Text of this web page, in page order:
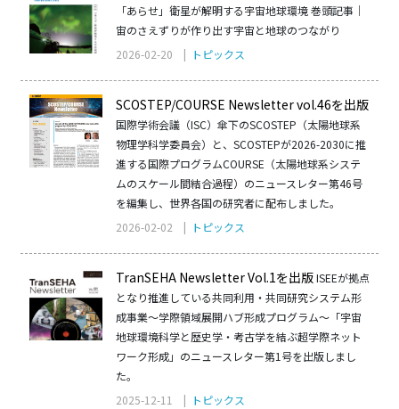
「あらせ」衛星が解明する宇宙地球環境 巻頭記事｜
宙のさえずりが作り出す宇宙と地球のつながり
2026-02-20 | トピックス
SCOSTEP/COURSE Newsletter vol.46を出版
国際学術会議（ISC）傘下のSCOSTEP（太陽地球系
物理学科学委員会）と、SCOSTEPが2026-2030に推
進する国際プログラムCOURSE（太陽地球系システ
ムのスケール間結合過程）のニュースレター第46号
を編集し、世界各国の研究者に配布しました。
2026-02-02 | トピックス
TranSEHA Newsletter Vol.1を出版ISEEが拠点
となり推進している共同利用・共同研究システム形
成事業〜学際領域展開ハブ形成プログラム〜「宇宙
地球環境科学と歴史学・考古学を結ぶ超学際ネット
ワーク形成」のニュースレター第1号を出版しまし
た。
2025-12-11 | トピックス